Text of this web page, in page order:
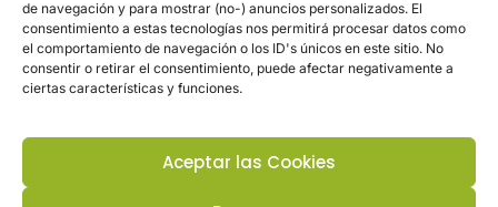
de navegación y para mostrar (no-) anuncios personalizados. El
consentimiento a estas tecnologías nos permitirá procesar datos como
el comportamiento de navegación o los ID's únicos en este sitio. No
consentir o retirar el consentimiento, puede afectar negativamente a
ciertas características y funciones.
Aceptar las Cookies